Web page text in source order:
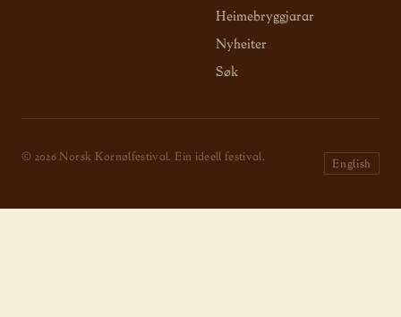
Heimebryggjarar
Nyheiter
Søk
© 2026 Norsk Kornølfestival. Ein ideell festival.
English